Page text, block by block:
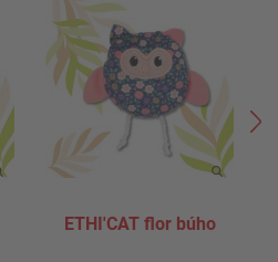
ETHI'CAT flor búho